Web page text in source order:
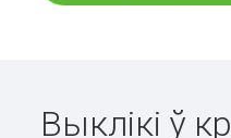
Выклікі ў